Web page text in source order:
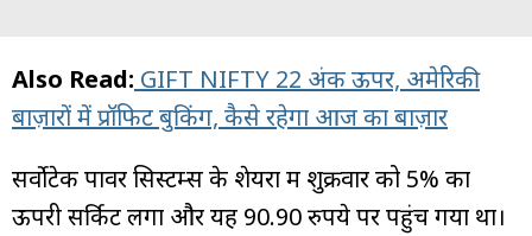
Also Read: GIFT NIFTY 22 अंक ऊपर, अमेरिकी
बाज़ारों में प्रॉफिट बुकिंग, कैसे रहेगा आज का बाज़ार
सर्वोटेक पावर सिस्टम्स के शेयरों में शुक्रवार को 5% का
ऊपरी सर्किट लगा और यह 90.90 रुपये पर पहुंच गया था।